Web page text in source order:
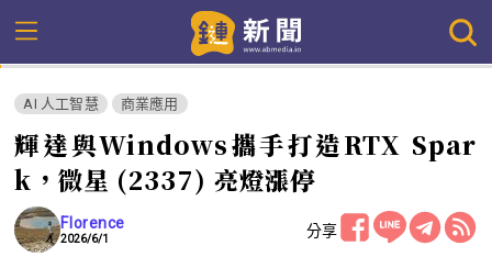
AI 人工智慧 商業應用
輝達與Windows攜手打造RTX Spar
k，微星 (2337) 亮燈漲停
Florence
2026/6/1 分享